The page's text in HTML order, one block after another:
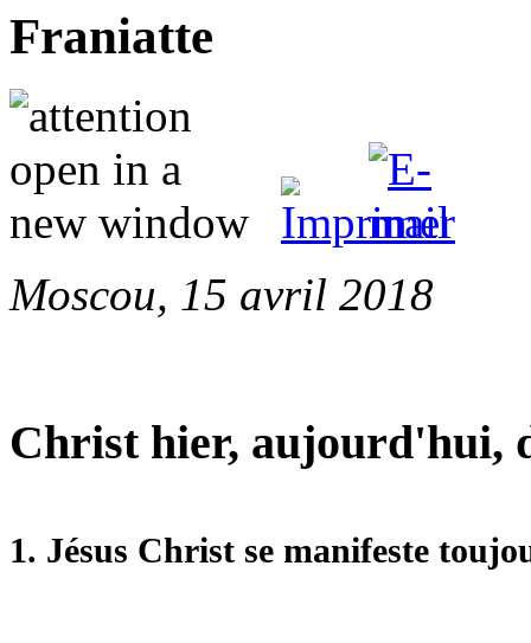
Franiatte
Moscou, 15 avril 2018
Christ hier, aujourd'hui,
1. Jésus Christ se manifeste